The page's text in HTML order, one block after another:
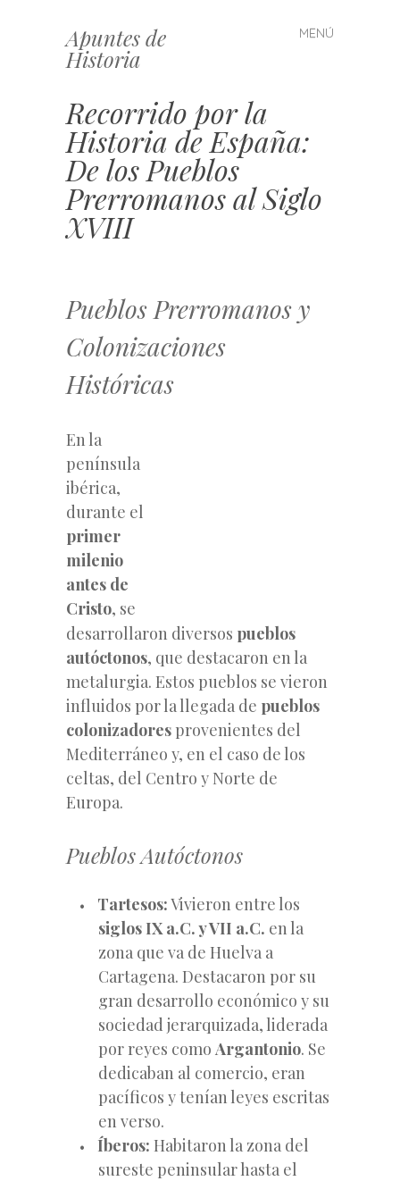
Apuntes de
Historia
MENÚ
Saltar
al
Recorrido por la
Historia de España:
De los Pueblos
Prerromanos al Siglo
XVIII
Pueblos Prerromanos y
Colonizaciones
Históricas
En la
península
ibérica,
durante el
primer
milenio
antes de
Cristo, se
desarrollaron diversos pueblos
autóctonos, que destacaron en la
metalurgia. Estos pueblos se vieron
influidos por la llegada de pueblos
colonizadores provenientes del
Mediterráneo y, en el caso de los
celtas, del Centro y Norte de
Europa.
Pueblos Autóctonos
Tartesos:Vivieron entre los
siglos IX a.C. y VII a.C. en la
zona que va de Huelva a
Cartagena. Destacaron por su
gran desarrollo económico y su
sociedad jerarquizada, liderada
por reyes como Argantonio. Se
dedicaban al comercio, eran
pacíficos y tenían leyes escritas
en verso.
Íberos: Habitaron la zona del
sureste peninsular hasta el